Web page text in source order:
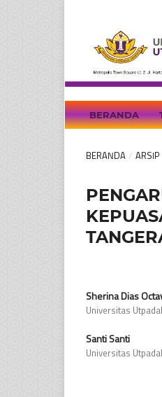
BERANDA
BERANDA / ARSIP
Sherina Dias
Universitas
Santi Santi
Universitas